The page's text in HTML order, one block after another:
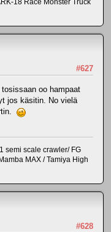
18 Race Monster Truck
#627
oo hampaat
jos käsitin. No vielä
semi scale crawler/ FG
MAX / Tamiya High
#628